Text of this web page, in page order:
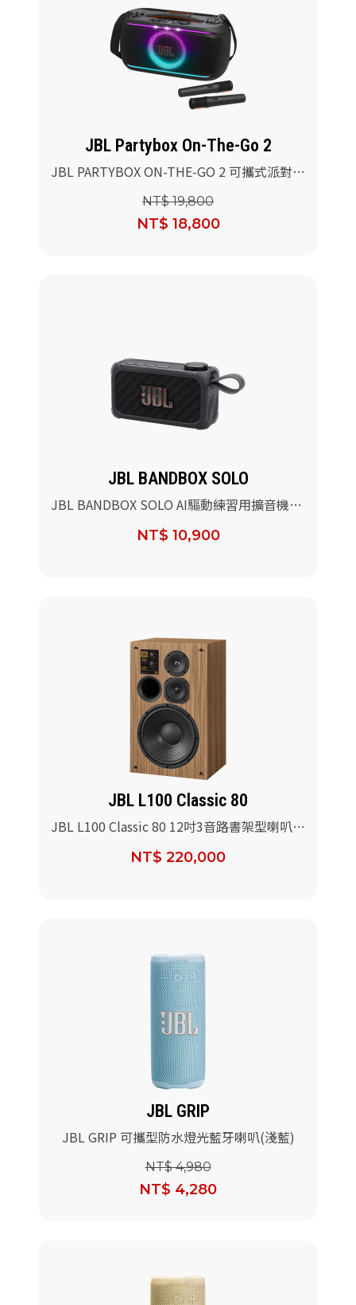
JBL Partybox On-The-Go 2
JBL PARTYBOX ON-THE-GO 2 可攜式派對
NT$ 19,800
NT$ 18,800
JBL BANDBOX SOLO
JBL BANDBOX SOLO AI驅動練習用擴音機喇
NT$ 10,900
JBL L100 Classic 80
JBL L100 Classic 80 12吋3音路書架型喇叭
NT$ 220,000
JBL GRIP
JBL GRIP 可攜型防水燈光藍牙喇叭(淺藍)
NT$ 4,980
NT$ 4,280